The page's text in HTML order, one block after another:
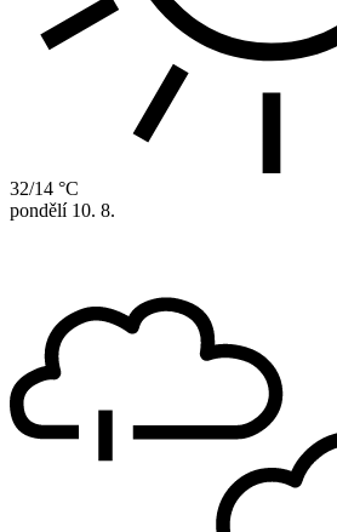
32/14 °C
pondělí 10. 8.